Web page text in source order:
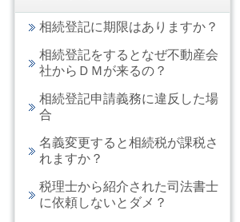
相続登記に期限はありますか？
相続登記をするとなぜ不動産会
社からＤＭが来るの？
相続登記申請義務に違反した場
合
名義変更すると相続税が課税さ
れますか？
税理士から紹介された司法書士
に依頼しないとダメ？